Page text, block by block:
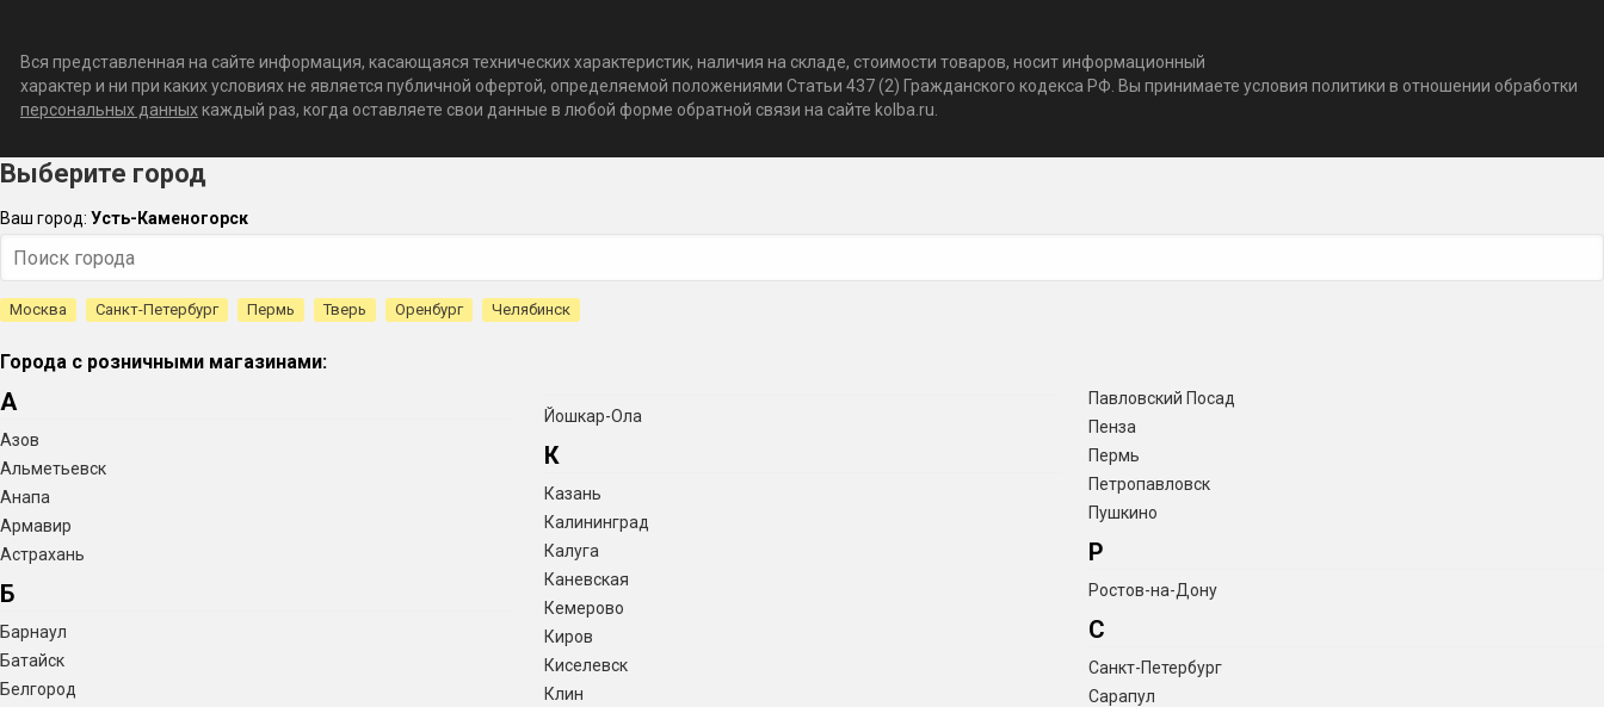
Вся представленная на сайте информация, касающаяся технических характеристик, наличия на складе, стоимости товаров, носит информационный
характер и ни при каких условиях не является публичной офертой, определяемой положениями Статьи 437 (2) Гражданского кодекса РФ. Вы принимаете условия политики в отношении обработки
персональных данныхкаждый раз, когда оставляете свои данные в любой форме обратной связи на сайте kolba.ru.
Выберите город
Ваш город: Усть-Каменогорск
Москва Санкт-Петербург Пермь Тверь Оренбург Челябинск
Города с розничными магазинами:
А
Азов
Альметьевск
Анапа
Армавир
Астрахань
Б
Барнаул
Батайск
Белгород
Йошкар-Ола
К
Казань
Калининград
Калуга
Каневская
Кемерово
Киров
Киселевск
Клин
Павловский Посад
Пенза
Пермь
Петропавловск
Пушкино
Р
Ростов-на-Дону
С
Санкт-Петербург
Сарапул